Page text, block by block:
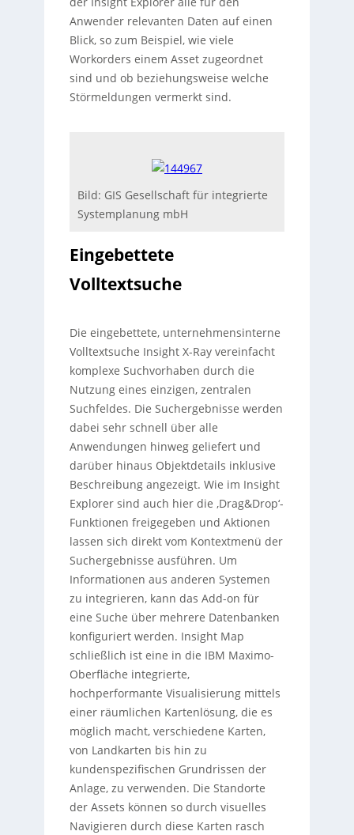
Anwender relevanten Daten auf einen
Blick, so zum Beispiel, wie viele
Workorders einem Asset zugeordnet
sind und ob beziehungsweise welche
Störmeldungen vermerkt sind.
Bild: GIS Gesellschaft für integrierte
Systemplanung mbH
Eingebettete
Volltextsuche
Die eingebettete, unternehmensinterne
Volltextsuche Insight X-Ray vereinfacht
komplexe Suchvorhaben durch die
Nutzung eines einzigen, zentralen
Suchfeldes. Die Suchergebnisse werden
dabei sehr schnell über alle
Anwendungen hinweg geliefert und
darüber hinaus Objektdetails inklusive
Beschreibung angezeigt. Wie im Insight
Explorer sind auch hier die ‚Drag&Drop‘-
Funktionen freigegeben und Aktionen
lassen sich direkt vom Kontextmenü der
Suchergebnisse ausführen. Um
Informationen aus anderen Systemen
zu integrieren, kann das Add-on für
eine Suche über mehrere Datenbanken
konfiguriert werden. Insight Map
schließlich ist eine in die IBM Maximo-
Oberfläche integrierte,
hochperformante Visualisierung mittels
einer räumlichen Kartenlösung, die es
möglich macht, verschiedene Karten,
von Landkarten bis hin zu
kundenspezifischen Grundrissen der
Anlage, zu verwenden. Die Standorte
der Assets können so durch visuelles
Navigieren durch diese Karten rasch